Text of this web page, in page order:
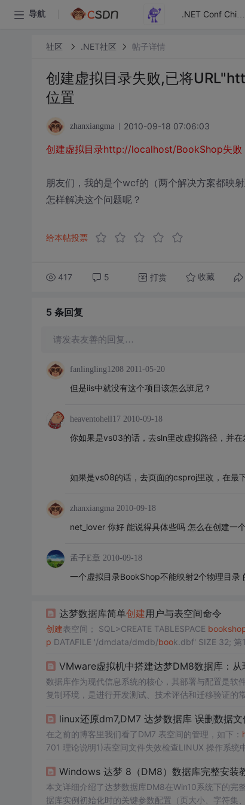
导航 .NET Conf China
社区 .NET社区 帖子详情
创建虚拟目录失败,已将
位置
zhanxiangma 2010-09-18 07:06:03
创建虚拟目录http://localhost/BookShop失败
朋友们，我的是个wcf的（两个解决方案都映
怎样解决这个问题呢？
给本帖投票
417 5 打赏 收藏
5 条回复
请发表友善的回复…
fanlingling1208 2011-05-20
但是iis中就没有这个项目该怎么班尼？
heaventohell17 2010-09-18
你如果是vs03的话，去sln里改虚拟路径，并
如果是vs08的话，去页面的csproj里改，在最
zhanxiangma 2010-09-18
net_lover 你好 能说得具体些吗 怎么在创建一
孟子E章 2010-09-18
一个虚拟目录BookShop不能映射2个物理目
达梦数据库简单创建用户与表空间命令
创建 表空间； SQL>CREATE TABLESPACE booksh
p DATAFILE '/dmdata/dmdb/boo
VMware虚拟机中搭建达梦DM8数据库：
数据库作为现代信息系统的核心，其部署与配置是软
复制环境，是进行开发测试、技术评估和迁移验证
管理、关键参数配置等核心技术点，例如页大小、字
Mware与银河麒麟V10，
linux还原dm7,DM7 达梦数据库 误删数据
在之前的博客里我们看了DM7 表空间的管理，如下：
701 理论说明1)表空间文件失效检查LINUX 操作系
Windows 达梦 8（DM8）数据库完整安装
本文详细介绍了达梦数据库DM8在Win10系统下的完
据库实例初始化时的关键参数配置（页大小、字符集